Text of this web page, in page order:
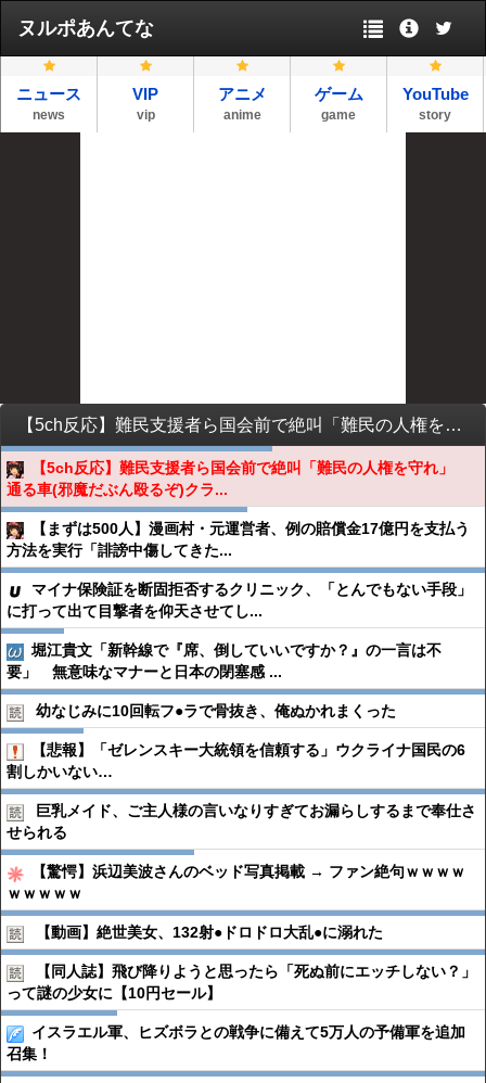
ヌルポあんてな
ニュース
news
VIP
vip
アニメ
anime
ゲーム
game
YouTube
story
【5ch反応】難民支援者ら国会前で絶叫「難民の人権を守れ」 通る車(邪魔だぶん殴るぞ)クラクションして拳を上げる 主催「あれは連帯を示す通行人」
【5ch反応】難民支援者ら国会前で絶叫「難民の人権を守れ」
通る車(邪魔だぶん殴るぞ)クラ...
【まずは500人】漫画村・元運営者、例の賠償金17億円を支払う
方法を実行「誹謗中傷してきた...
マイナ保険証を断固拒否するクリニック、「とんでもない手段」
に打って出て目撃者を仰天させてし...
堀江貴文「新幹線で『席、倒していいですか？』の一言は不
要」 無意味なマナーと日本の閉塞感 ...
幼なじみに10回転フ●︎ラで骨抜き、俺ぬかれまくった
【悲報】「ゼレンスキー大統領を信頼する」ウクライナ国民の6
割しかいない…
巨乳メイド、ご主人様の言いなりすぎてお漏らしするまで奉仕さ
せられる
【驚愕】浜辺美波さんのベッド写真掲載 → ファン絶句ｗｗｗｗ
ｗｗｗｗｗ
【動画】絶世美女、132射●︎ドロドロ大乱●︎に溺れた
【同人誌】飛び降りようと思ったら「死ぬ前にエッチしない？」
って謎の少女に【10円セール】
イスラエル軍、ヒズボラとの戦争に備えて5万人の予備軍を追加
召集！